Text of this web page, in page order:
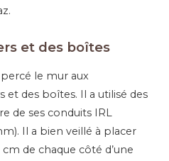
et des boîtes
percé le mur aux
et des boîtes. Il a utilisé des
de ses conduits IRL
Il a bien veillé à placer
de chaque côté d’une